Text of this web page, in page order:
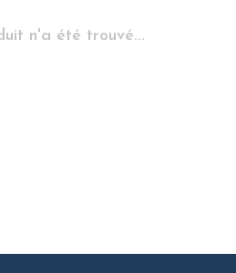
n'a été trouvé...